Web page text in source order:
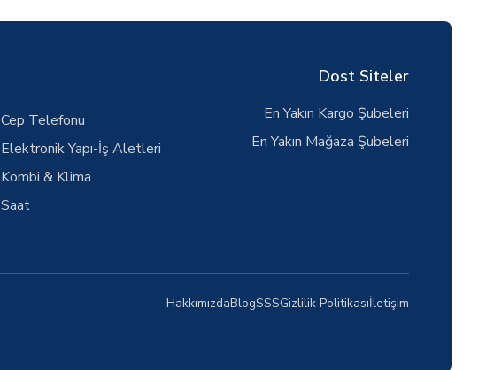
Cep Telefonu
Elektronik Yapı-İş Aletleri
Kombi & Klima
Saat
Dost Siteler
En Yakın Kargo Şubeleri
En Yakın Mağaza Şubeleri
HakkımızdaBlogSSSGizlilik Politikasıİletişim